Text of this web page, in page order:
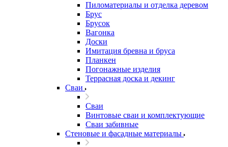
Пиломатериалы и отделка деревом
Брус
Брусок
Вагонка
Доски
Имитация бревна и бруса
Планкен
Погонажные изделия
Террасная доска и декинг
Сваи
Сваи
Винтовые сваи и комплектующие
Сваи забивные
Стеновые и фасадные материалы